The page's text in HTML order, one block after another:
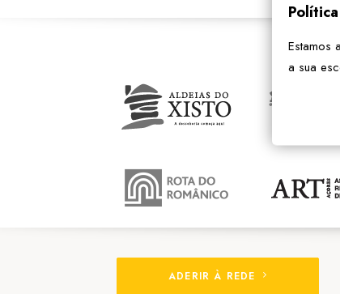
ADERIR À REDE
Estamos
a sua